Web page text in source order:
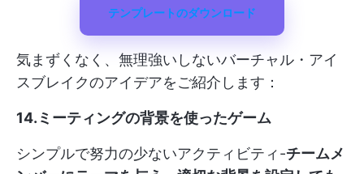
テンプレートのダウンロード
気まずくなく、無理強いしないバーチャル・アイ
スブレイクのアイデアをご紹介します：
14.ミーティングの背景を使ったゲーム
シンプルで努力の少ないアクティビティ-チームメ